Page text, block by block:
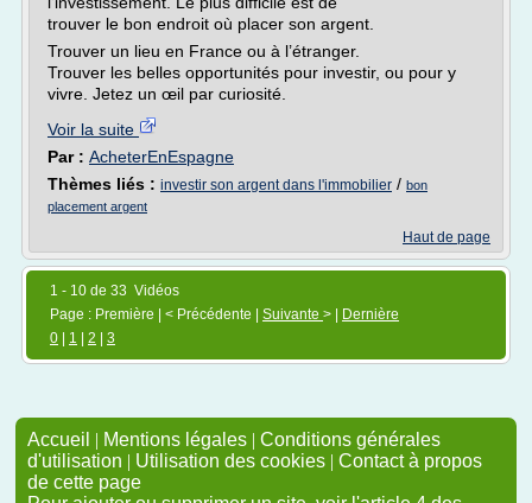
trouver le bon endroit où placer son argent.
Trouver un lieu en France ou à l’étranger.
Trouver les belles opportunités pour investir, ou pour y
vivre. Jetez un œil par curiosité.
Voir la suite
Par : AcheterEnEspagne
Thèmes liés : investir son argent dans l'immobilier / bon
placement argent
Haut de page
1 - 10 de 33 Vidéos
Page : Première | < Précédente | Suivante > |
Dernière
0
1 2 3
Accueil | Mentions légales | Conditions générales
d'utilisation | Utilisation des cookies | Contact à propos
de cette page